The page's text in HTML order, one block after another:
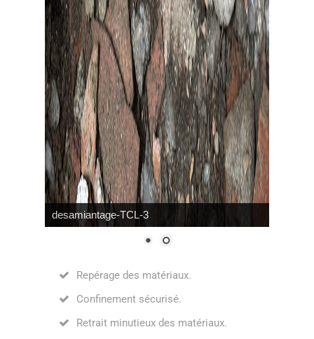
desamiantage-TCL-3
Repérage des matériaux.
Confinement sécurisé.
Retrait minutieux des matériaux.